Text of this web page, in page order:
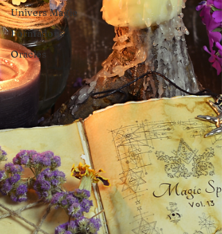
Univers Magie
Formations
Oracles